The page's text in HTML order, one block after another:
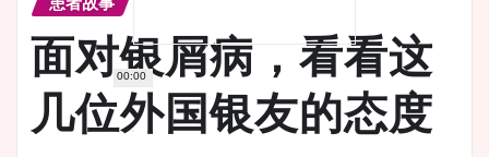
00:00
面对银屑病，看看这
几位外国银友的态度